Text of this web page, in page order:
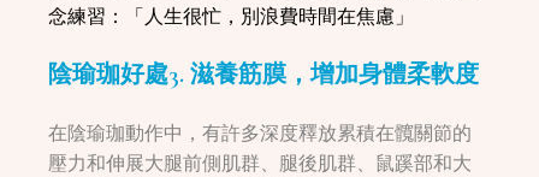
念練習：「人生很忙，別浪費時間在焦慮」
陰瑜珈好處3. 滋養筋膜，增加身體柔軟度
在陰瑜珈動作中，有許多深度釋放累積在髖關節的
壓力和伸展大腿前側肌群、腿後肌群、鼠蹊部和大